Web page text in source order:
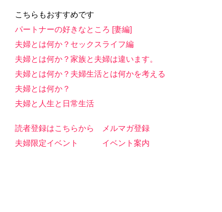
こちらもおすすめです
パートナーの好きなところ [妻編]
夫婦とは何か？セックスライフ編
夫婦とは何か？家族と夫婦は違います。
夫婦とは何か？夫婦生活とは何かを考える
夫婦とは何か？
夫婦と人生と日常生活
読者登録はこちらから
メルマガ登録
夫婦限定イベント イベント案内